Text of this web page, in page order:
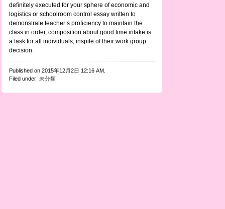
definitely executed for your sphere of economic and
logistics or schoolroom control essay written to
demonstrate teacher’s proficiency to maintain the
class in order, composition about good time intake is
a task for all individuals, inspite of their work group
decision.
Published on 2015年12月2日 12:16 AM.
Filed under: 未分類